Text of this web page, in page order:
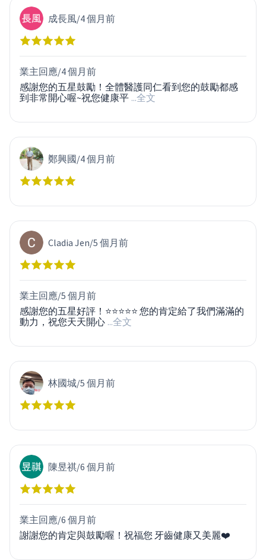
成長風/4 個月前
業主回應/4 個月前
感謝您的五星鼓勵！全體醫護同仁看到您的鼓勵都感
到非常開心喔~祝您健康平 ...全文
鄭興國/4 個月前
Cladia Jen/5 個月前
業主回應/5 個月前
感謝您的五星好評！⭐⭐⭐⭐⭐ 您的肯定給了我們滿滿的
動力，祝您天天開心 ...全文
林國城/5 個月前
陳昱祺/6 個月前
業主回應/6 個月前
謝謝您的肯定與鼓勵喔！祝福您 牙齒健康又美麗❤️